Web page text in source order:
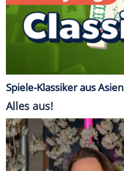
Spiele-Klassiker aus Asien
Alles aus!